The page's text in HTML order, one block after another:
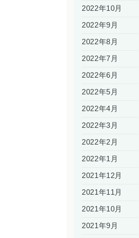
2022年10月
2022年9月
2022年8月
2022年7月
2022年6月
2022年5月
2022年4月
2022年3月
2022年2月
2022年1月
2021年12月
2021年11月
2021年10月
2021年9月